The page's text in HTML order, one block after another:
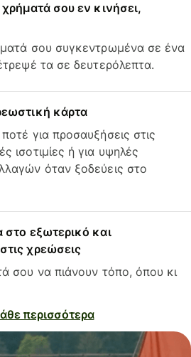
χρήματά σου εν κινήσει,
σου συγκεντρωμένα σε ένα
τα σε δευτερόλεπτα.
κάρτα
για προσαυξήσεις στις
ισοτιμίες ή για υψηλές
όταν ξοδεύεις στο
στο εξωτερικό και
χρεώσεις
σου να πιάνουν τόπο, όπου κι
περισσότερα